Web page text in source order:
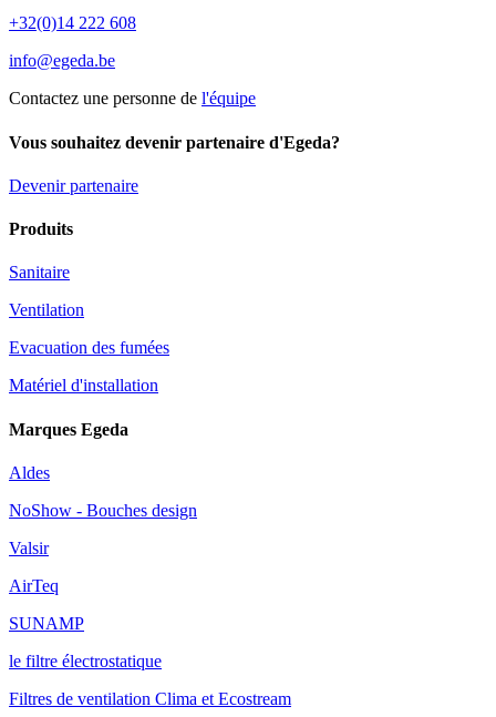
+32(0)14 222 608
info@egeda.be
Contactez une personne de l'équipe
Vous souhaitez devenir partenaire d'Egeda?
Devenir partenaire
Produits
Sanitaire
Ventilation
Evacuation des fumées
Matériel d'installation
Marques Egeda
Aldes
NoShow - Bouches design
Valsir
AirTeq
SUNAMP
le filtre électrostatique
Filtres de ventilation Clima et Ecostream